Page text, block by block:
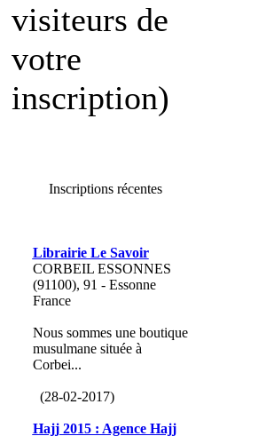
visiteurs de
votre
inscription)
Inscriptions récentes
Librairie Le Savoir
CORBEIL ESSONNES
(91100), 91 - Essonne
France
Nous sommes une boutique
musulmane située à
Corbei...
(28-02-2017)
Hajj 2015 : Agence Hajj